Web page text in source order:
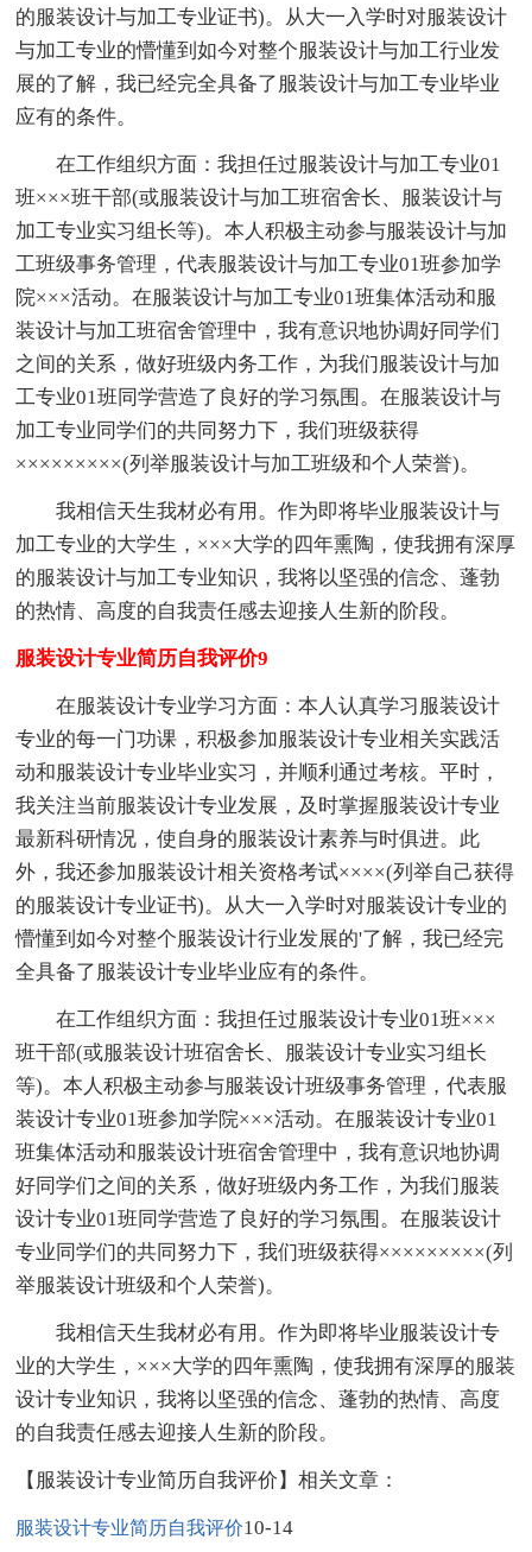
的服装设计与加工专业证书)。从大一入学时对服装设计
与加工专业的懵懂到如今对整个服装设计与加工行业发
展的了解，我已经完全具备了服装设计与加工专业毕业
应有的条件。
在工作组织方面：我担任过服装设计与加工专业01
班×××班干部(或服装设计与加工班宿舍长、服装设计与
加工专业实习组长等)。本人积极主动参与服装设计与加
工班级事务管理，代表服装设计与加工专业01班参加学
院×××活动。在服装设计与加工专业01班集体活动和服
装设计与加工班宿舍管理中，我有意识地协调好同学们
之间的关系，做好班级内务工作，为我们服装设计与加
工专业01班同学营造了良好的学习氛围。在服装设计与
加工专业同学们的共同努力下，我们班级获得
×××××××××(列举服装设计与加工班级和个人荣誉)。
我相信天生我材必有用。作为即将毕业服装设计与
加工专业的大学生，×××大学的四年熏陶，使我拥有深厚
的服装设计与加工专业知识，我将以坚强的信念、蓬勃
的热情、高度的自我责任感去迎接人生新的阶段。
服装设计专业简历自我评价9
在服装设计专业学习方面：本人认真学习服装设计
专业的每一门功课，积极参加服装设计专业相关实践活
动和服装设计专业毕业实习，并顺利通过考核。平时，
我关注当前服装设计专业发展，及时掌握服装设计专业
最新科研情况，使自身的服装设计素养与时俱进。此
外，我还参加服装设计相关资格考试××××(列举自己获得
的服装设计专业证书)。从大一入学时对服装设计专业的
懵懂到如今对整个服装设计行业发展的'了解，我已经完
全具备了服装设计专业毕业应有的条件。
在工作组织方面：我担任过服装设计专业01班×××
班干部(或服装设计班宿舍长、服装设计专业实习组长
等)。本人积极主动参与服装设计班级事务管理，代表服
装设计专业01班参加学院×××活动。在服装设计专业01
班集体活动和服装设计班宿舍管理中，我有意识地协调
好同学们之间的关系，做好班级内务工作，为我们服装
设计专业01班同学营造了良好的学习氛围。在服装设计
专业同学们的共同努力下，我们班级获得×××××××××(列
举服装设计班级和个人荣誉)。
我相信天生我材必有用。作为即将毕业服装设计专
业的大学生，×××大学的四年熏陶，使我拥有深厚的服装
设计专业知识，我将以坚强的信念、蓬勃的热情、高度
的自我责任感去迎接人生新的阶段。
【服装设计专业简历自我评价】相关文章：
服装设计专业简历自我评价10-14